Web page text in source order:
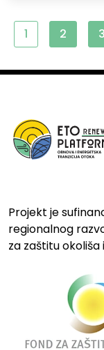
1 2 3
Projekt je
regionalnog
za zaštitu